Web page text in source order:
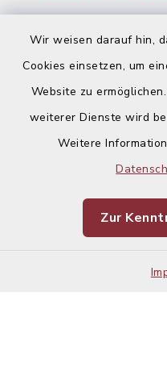
Wir weisen darauf hin,
Cookies einsetzen, um
Website zu
weiterer Dienste wird
Weitere
Zur